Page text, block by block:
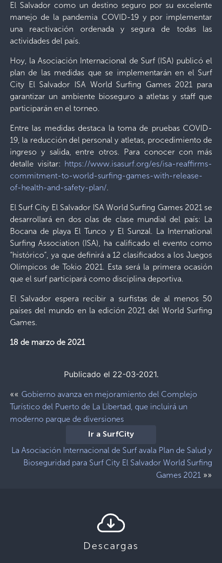
El Salvador como un destino seguro por su excelente
manejo de la pandemia COVID-19 y por implementar
una reactivación ordenada y segura de todas las
actividades del país.
Hoy, la Asociación Internacional de Surf (ISA) publicó el
plan de las medidas que se implementarán en el Surf
City El Salvador ISA World Surfing Games 2021 para
garantizar un ambiente bioseguro a atletas y staff que
participarán en el torneo.
Entre las medidas destaca la toma de pruebas COVID-
19, la reducción del personal y atletas, procedimiento de
ingreso y salida, entre otros. Para conocer con más
detalle visitar: https://www.isasurf.org/es/isa-reaffirms-
commitment-to-world-surfing-games-with-release-
of-health-and-safety-plan/.
El Surf City El Salvador ISA World Surfing Games 2021 se
desarrollará en dos olas de clase mundial del país: La
Bocana de playa El Tunco y El Sunzal. La International
Surfing Association (ISA), ha calificado el evento como
“histórico”, ya que definirá a 12 clasificados a los Juegos
Olímpicos de Tokio 2021. Esta será la primera ocasión
que el surf participará como disciplina deportiva.
El Salvador espera recibir a surfistas de al menos 50
países del mundo en la edición 2021 del World Surfing
Games.
18 de marzo de 2021
Publicado el 22-03-2021.
«« Gobierno avanza en mejoramiento del Complejo
Turístico del Puerto de La Libertad, que incluirá un
moderno parque de diversiones
Ir a SurfCity
La Asociación Internacional de Surf avala Plan de Salud y
Bioseguridad para Surf City El Salvador World Surfing
Games 2021 »»
Descargas